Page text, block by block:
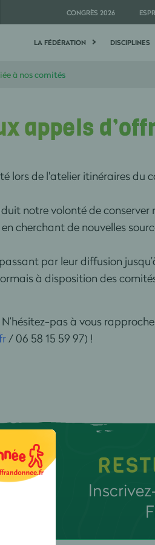
CONGRÈS 2026
LA FÉDÉRATION DISCIPLINES
à nos comités
appels
lors de l'atelier itinéraires du
notre volonté de
cherchant de nouvelles
par leur diffusion
à disposition des
pas à vous
/ 06 58 15 59 97) !